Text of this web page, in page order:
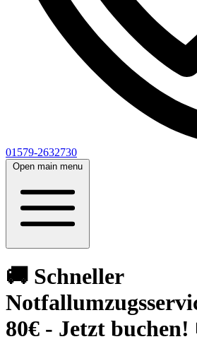
01579-2632730
Open main menu
🚚 Schneller
80€ - Jetzt buchen!